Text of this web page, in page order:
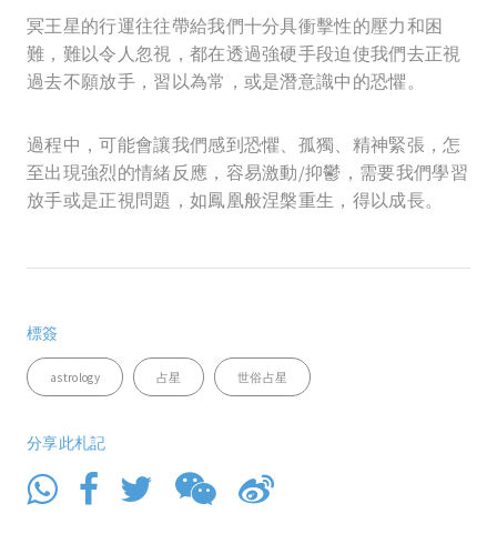
冥王星的行運往往帶給我們十分具衝擊性的壓力和困
難，難以令人忽視，都在透過強硬手段迫使我們去正視
過去不願放手，習以為常，或是潛意識中的恐懼。
過程中，可能會讓我們感到恐懼、孤獨、精神緊張，怎
至出現強烈的情緒反應，容易激動/抑鬱，需要我們學習
放手或是正視問題，如鳳凰般涅槃重生，得以成長。
標簽
astrology 占星 世俗占星
分享此札記